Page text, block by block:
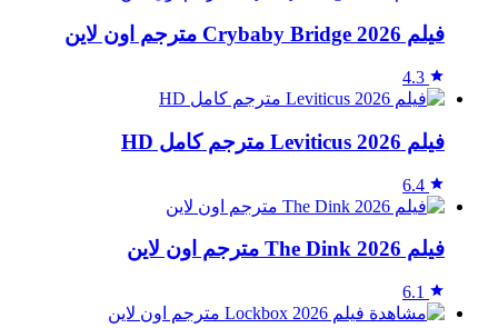
فيلم Crybaby Bridge 2026 مترجم اون لاين
4.3
فيلم Leviticus 2026 مترجم كامل HD
6.4
فيلم The Dink 2026 مترجم اون لاين
6.1